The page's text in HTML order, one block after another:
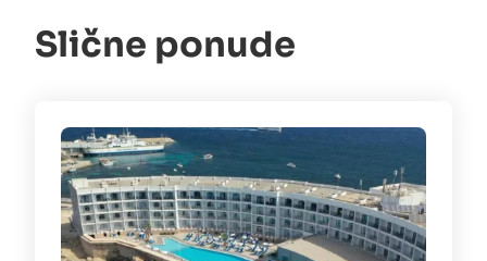
Slične ponude